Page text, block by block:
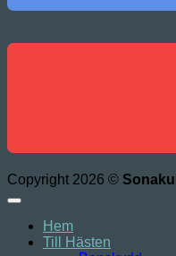
Copyright 2026 © Sonakull
Hem
Till Hästen